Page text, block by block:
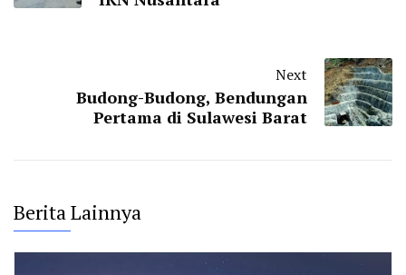
Next
Budong-Budong, Bendungan
Pertama di Sulawesi Barat
Berita Lainnya